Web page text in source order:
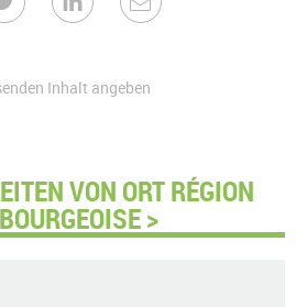
Inhalt angeben
VON ORT RÉGION
>